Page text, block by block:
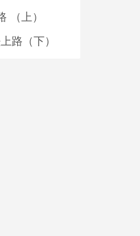
（上）
路（下）